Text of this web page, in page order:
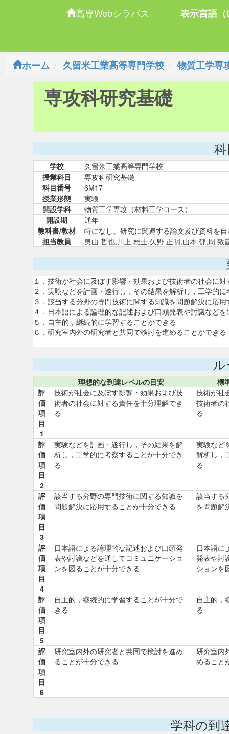
高専Webシラバス 表示言語
ホーム 久留米工業高等専門学校 物質工学専
専攻科研究基礎
学校
久留米工業高等専門学校
授業科目
専攻科研究基礎
科目番号
6M17
授業形態
実験
開設学科
物質工学専攻（材料工学コース）
開設期
通年
教科書/教材
特になし。研究に関連する論文及び資料を
担当教員
奥山 哲也,川上 雄士,矢野 正明,山本 郁,周
１．技術が社会に及ぼす影響・効果および技術者の社会に
２．実験などを計画・遂行し，その結果を解析し，工学的
３．該当する分野の専門技術に関する知識を問題解決に応
４．日本語による論理的な記述および口頭発表や討議など
５．自主的，継続的に学習することができる
６．研究室内外の研究者と共同で検討を進めることができる
理想的な到達レベルの目安
標
評
価
項
目
1
技術が社会に及ぼす影響・効果および技
術者の社会に対する責任を十分理解でき
る
技術が社
技術者の
る
評
価
項
目
2
実験などを計画・遂行し，その結果を解
析し，工学的に考察することが十分でき
る
実験など
解析し，
る
評
価
項
目
3
該当する分野の専門技術に関する知識を
問題解決に応用することが十分できる
該当する
を問題解
評
価
項
目
4
日本語による論理的な記述および口頭発
表や討議などを通してコミュニケーショ
ンを図ることが十分できる
日本語に
発表や討
ションを
評
価
項
目
5
自主的，継続的に学習することが十分で
きる
自主的，
る
評
価
項
目
6
研究室内外の研究者と共同で検討を進め
ることが十分できる
研究室内
めること
学科の到